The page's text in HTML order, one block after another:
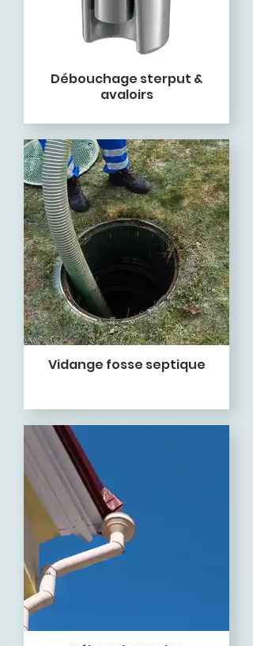
Débouchage sterput &
avaloirs
Vidange fosse septique